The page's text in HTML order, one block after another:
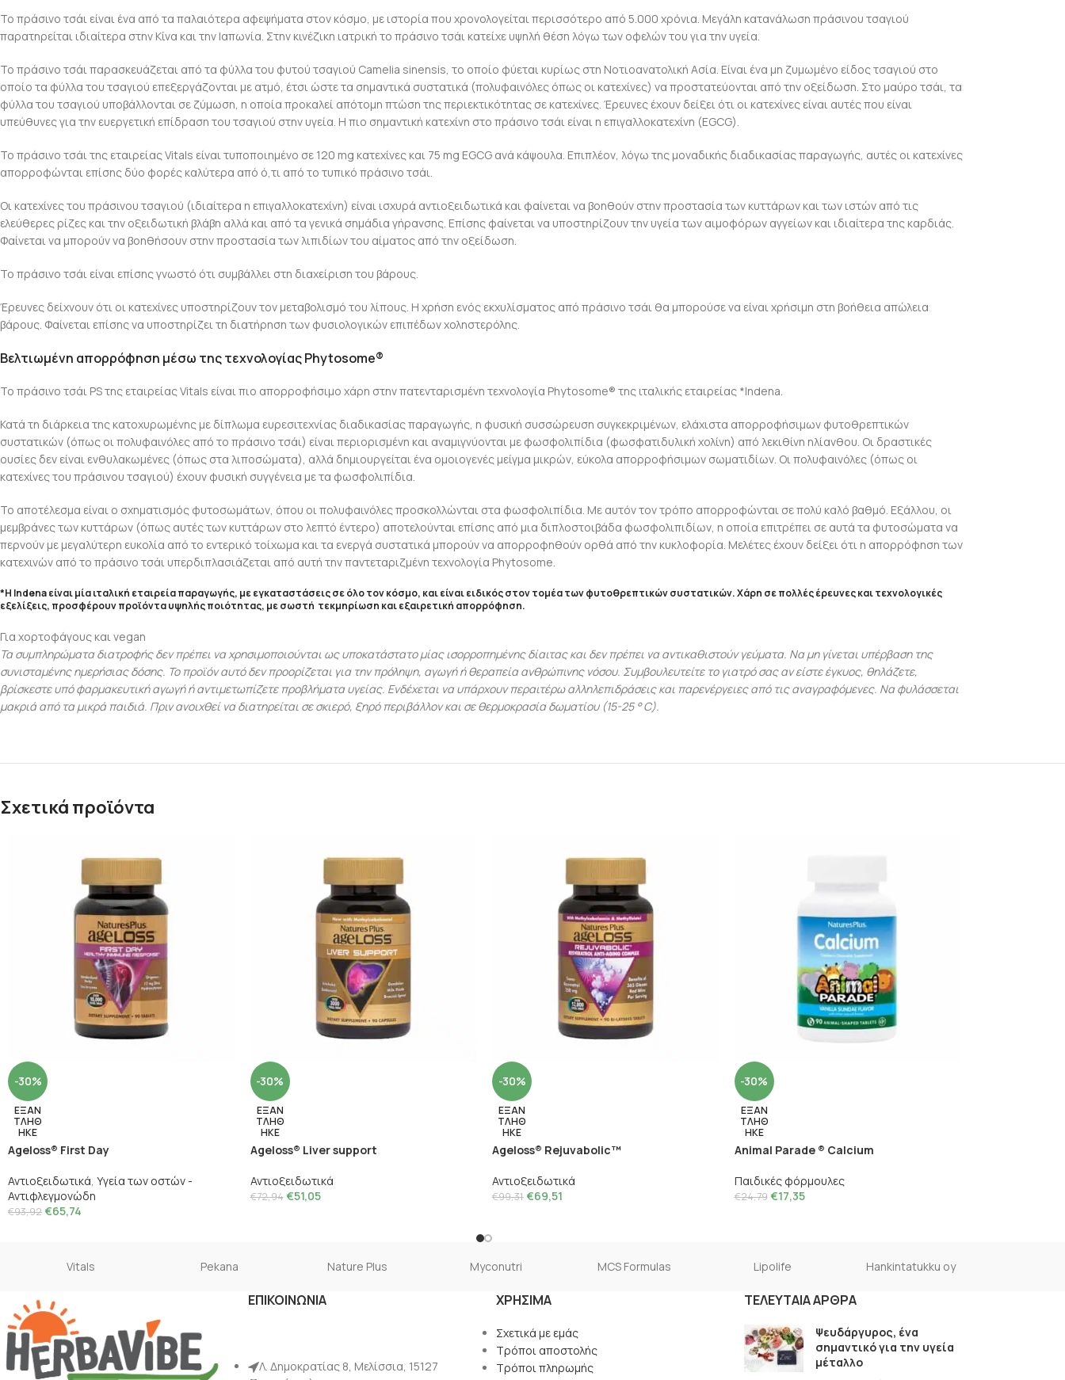
Το πράσινο τσάι είναι ένα από τα παλαιότερα αφεψήματα στον κόσμο, με ιστορία που χρονολογείται περισσότερο από 5.000 χρόνια. Μεγάλη κατανάλωση πράσινου τσαγιού
παρατηρείται ιδιαίτερα στην Κίνα και την Ιαπωνία. Στην κινέζικη ιατρική το πράσινο τσάι κατείχε υψηλή θέση λόγω των οφελών του για την υγεία.
Το πράσινο τσάι παρασκευάζεται από τα φύλλα του φυτού τσαγιού Camelia sinensis, το οποίο φύεται κυρίως στη Νοτιοανατολική Ασία. Είναι ένα μη ζυμωμένο είδος τσαγιού στο
οποίο τα φύλλα του τσαγιού επεξεργάζονται με ατμό, έτσι ώστε τα σημαντικά συστατικά (πολυφαινόλες όπως οι κατεχίνες) να προστατεύονται από την οξείδωση. Στο μαύρο τσάι, τα
φύλλα του τσαγιού υποβάλλονται σε ζύμωση, η οποία προκαλεί απότομη πτώση της περιεκτικότητας σε κατεχίνες. Έρευνες έχουν δείξει ότι οι κατεχίνες είναι αυτές που είναι
υπεύθυνες για την ευεργετική επίδραση του τσαγιού στην υγεία. Η πιο σημαντική κατεχίνη στο πράσινο τσάι είναι η επιγαλλοκατεχίνη (EGCG).
Το πράσινο τσάι της εταιρείας Vitals είναι τυποποιημένο σε 120 mg κατεχίνες και 75 mg EGCG ανά κάψουλα. Επιπλέον, λόγω της μοναδικής διαδικασίας παραγωγής, αυτές οι κατεχίνες
απορροφώνται επίσης δύο φορές καλύτερα από ό,τι από το τυπικό πράσινο τσάι.
Οι κατεχίνες του πράσινου τσαγιού (ιδιαίτερα η επιγαλλοκατεχίνη) είναι ισχυρά αντιοξειδωτικά και φαίνεται να βοηθούν στην προστασία των κυττάρων και των ιστών από τις
ελεύθερες ρίζες και την οξειδωτική βλάβη αλλά και από τα γενικά σημάδια γήρανσης. Επίσης φαίνεται να υποστηρίζουν την υγεία των αιμοφόρων αγγείων και ιδιαίτερα της καρδιάς.
Φαίνεται να μπορούν να βοηθήσουν στην προστασία των λιπιδίων του αίματος από την οξείδωση.
Το πράσινο τσάι είναι επίσης γνωστό ότι συμβάλλει στη διαχείριση του βάρους.
Έρευνες δείχνουν ότι οι κατεχίνες υποστηρίζουν τον μεταβολισμό του λίπους. Η χρήση ενός εκχυλίσματος από πράσινο τσάι θα μπορούσε να είναι χρήσιμη στη βοήθεια απώλεια
βάρους. Φαίνεται επίσης να υποστηρίζει τη διατήρηση των φυσιολογικών επιπέδων χοληστερόλης.
Βελτιωμένη απορρόφηση μέσω της τεχνολογίας Phytosome®
Το πράσινο τσάι PS της εταιρείας Vitals είναι πιο απορροφήσιμο χάρη στην πατενταρισμένη τεχνολογία Phytosome® της ιταλικής εταιρείας *Indena.
Κατά τη διάρκεια της κατοχυρωμένης με δίπλωμα ευρεσιτεχνίας διαδικασίας παραγωγής, η φυσική συσσώρευση συγκεκριμένων, ελάχιστα απορροφήσιμων φυτοθρεπτικών
συστατικών (όπως οι πολυφαινόλες από το πράσινο τσάι) είναι περιορισμένη και αναμιγνύονται με φωσφολιπίδια (φωσφατιδυλική χολίνη) από λεκιθίνη ηλίανθου. Οι δραστικές
ουσίες δεν είναι ενθυλακωμένες (όπως στα λιποσώματα), αλλά δημιουργείται ένα ομοιογενές μείγμα μικρών, εύκολα απορροφήσιμων σωματιδίων. Οι πολυφαινόλες (όπως οι
κατεχίνες του πράσινου τσαγιού) έχουν φυσική συγγένεια με τα φωσφολιπίδια.
Το αποτέλεσμα είναι ο σχηματισμός φυτοσωμάτων, όπου οι πολυφαινόλες προσκολλώνται στα φωσφολιπίδια. Με αυτόν τον τρόπο απορροφώνται σε πολύ καλό βαθμό. Εξάλλου, οι
μεμβράνες των κυττάρων (όπως αυτές των κυττάρων στο λεπτό έντερο) αποτελούνται επίσης από μια διπλοστοιβάδα φωσφολιπιδίων, η οποία επιτρέπει σε αυτά τα φυτοσώματα να
περνούν με μεγαλύτερη ευκολία από το εντερικό τοίχωμα και τα ενεργά συστατικά μπορούν να απορροφηθούν ορθά από την κυκλοφορία. Μελέτες έχουν δείξει ότι η απορρόφηση των
κατεχινών από το πράσινο τσάι υπερδιπλασιάζεται από αυτή την παντεταριζμένη τεχνολογία Phytosome.
*Η Indena είναι μία ιταλική εταιρεία παραγωγής, με εγκαταστάσεις σε όλο τον κόσμο, και είναι ειδικός στον τομέα των φυτοθρεπτικών συστατικών. Χάρη σε πολλές έρευνες και τεχνολογικές
εξελίξεις, προσφέρουν προϊόντα υψηλής ποιότητας, με σωστή τεκμηρίωση και εξαιρετική απορρόφηση.
Για χορτοφάγους και vegan
Τα συμπληρώματα διατροφής δεν πρέπει να χρησιμοποιούνται ως υποκατάστατο μίας ισορροπημένης δίαιτας και δεν πρέπει να αντικαθιστούν γεύματα. Να μη γίνεται υπέρβαση της
συνισταμένης ημερήσιας δόσης. Το προϊόν αυτό δεν προορίζεται για την πρόληψη, αγωγή ή θεραπεία ανθρώπινης νόσου. Συμβουλευτείτε το γιατρό σας αν είστε έγκυος, θηλάζετε,
βρίσκεστε υπό φαρμακευτική αγωγή ή αντιμετωπίζετε προβλήματα υγείας. Ενδέχεται να υπάρχουν περαιτέρω αλληλεπιδράσεις και παρενέργειες από τις αναγραφόμενες. Να φυλάσσεται
μακριά από τα μικρά παιδιά. Πριν ανοιχθεί να διατηρείται σε σκιερό, ξηρό περιβάλλον και σε θερμοκρασία δωματίου (15-25 ° C).
Σχετικά προϊόντα
-30%
ΕΞΑΝ
ΤΛΗΘ
ΗΚΕ
Ageloss® First Day
Αντιοξειδωτικά Υγεία των οστών -
Αντιφλεγμονώδη
€93,92 €65,74
-30%
ΕΞΑΝ
ΤΛΗΘ
ΗΚΕ
Ageloss® Liver support
Αντιοξειδωτικά
€72,94 €51,05
-30%
ΕΞΑΝ
ΤΛΗΘ
ΗΚΕ
Ageloss® Rejuvabolic™
Αντιοξειδωτικά
€99,31 €69,51
-30%
ΕΞΑΝ
ΤΛΗΘ
ΗΚΕ
Animal Parade ® Calcium
Παιδικές φόρμουλες
€24,79 €17,35
Vitals Pekana Nature Plus Myconutri MCS Formulas Lipolife Hankintatukku oy
ΕΠΙΚΟΙΝΩΝΙΑ
Λ. Δημοκρατίας 8, Μελίσσια, 15127
ΧΡΉΣΙΜΑ
Σχετικά με εμάς
Τρόποι αποστολής
Τρόποι πληρωμής
ΤΕΛΕΥΤΑΊΑ ΆΡΘΡΑ
Ψευδάργυρος, ένα
σημαντικό για την υγεία
μέταλλο